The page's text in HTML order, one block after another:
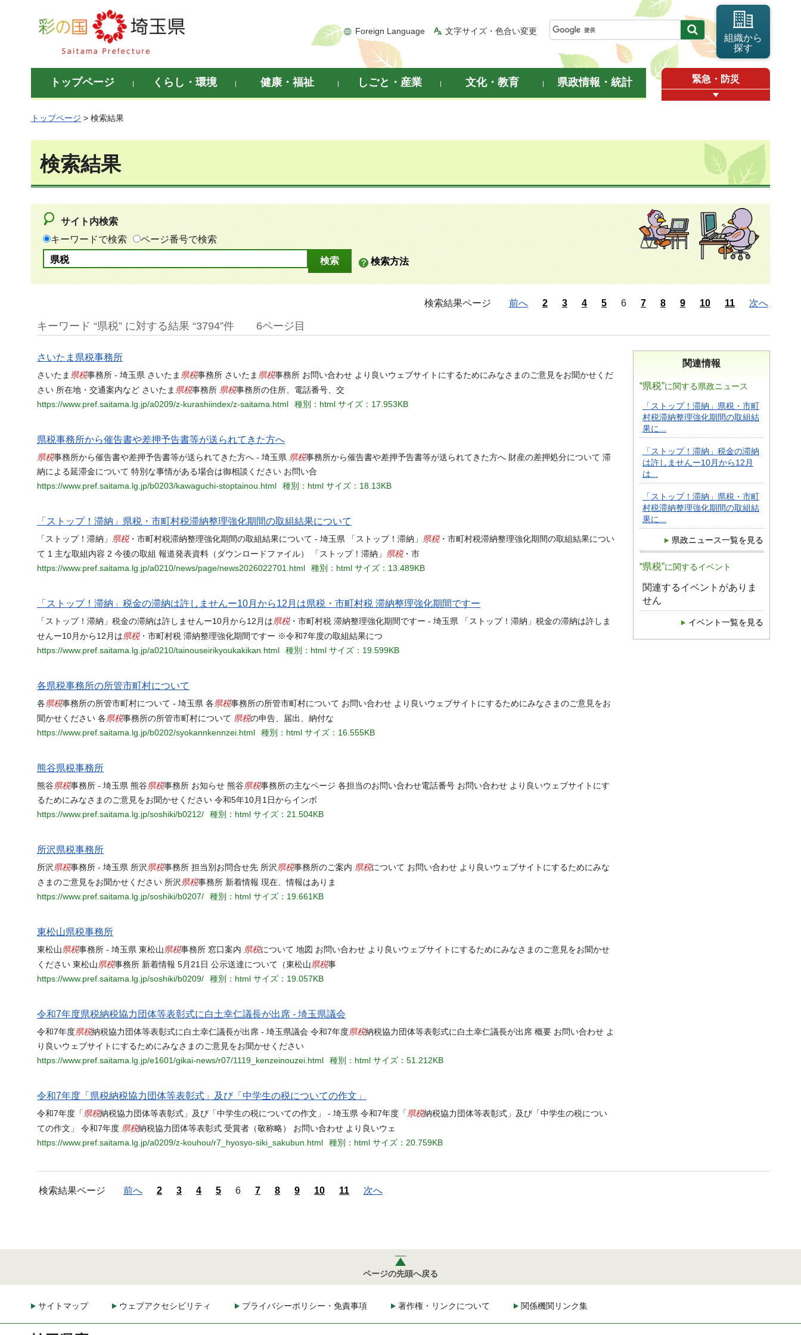
彩の国 埼玉県
Foreign Language 文字サイズ・色合い変更
組織から
探す
トップページ くらし・環境 健康・福祉 しごと・産業 文化・教育 県政情報・統計 緊急・防災
トップページ > 検索結果
検索結果
サイト内検索
キーワードで検索
ページ番号で検索
検索方法
検索結果ページ 前へ 2 3 4 5 6 7 8 9 10 11 次へ
キーワード “県税” に対する結果 “3794”件 6ページ目
関連情報
“県税”に関する県政ニュース
「ストップ！滞納」県税・市町
村税滞納整理強化期間の取組結
果に...
「ストップ！滞納」税金の滞納
は許しませんー10月から12月
は...
「ストップ！滞納」県税・市町
村税滞納整理強化期間の取組結
果に...
県政ニュース一覧を見る
“県税”に関するイベント
関連するイベントがありま
せん
イベント一覧を見る
さいたま県税事務所
さいたま 県税事務所 - 埼玉県 さいたま 県税事務所 さいたま 県税事務所 お問い合わせ より良いウェブサイトにするためにみなさまのご意見をお聞かせくだ
さい 所在地・交通案内など さいたま 県税事務所 県税事務所の住所、電話番号、交
https://www.pref.saitama.lg.jp/a0209/z-kurashiindex/z-saitama.html
種別：html サイズ：17.953KB
県税事務所から催告書や差押予告書等が送られてきた方へ
県税事務所から催告書や差押予告書等が送られてきた方へ - 埼玉県 県税事務所から催告書や差押予告書等が送られてきた方へ 財産の差押処分について 滞
納による延滞金について 特別な事情がある場合は御相談ください お問い合
https://www.pref.saitama.lg.jp/b0203/kawaguchi-stoptainou.html
種別：html サイズ：18.13KB
「ストップ！滞納」県税・市町村税滞納整理強化期間の取組結果について
「ストップ！滞納」 県税・市町村税滞納整理強化期間の取組結果について - 埼玉県 「ストップ！滞納」 県税・市町村税滞納整理強化期間の取組結果につい
て 1 主な取組内容 2 今後の取組 報道発表資料（ダウンロードファイル） 「ストップ！滞納」
県税・市
https://www.pref.saitama.lg.jp/a0210/news/page/news2026022701.html
種別：html サイズ：13.489KB
「ストップ！滞納」税金の滞納は許しませんー10月から12月は県税・市町村税 滞納整理強化期間ですー
「ストップ！滞納」税金の滞納は許しませんー10月から12月は 県税・市町村税 滞納整理強化期間ですー - 埼玉県 「ストップ！滞納」税金の滞納は許しま
せんー10月から12月は 県税・市町村税 滞納整理強化期間ですー ※令和7年度の取組結果につ
https://www.pref.saitama.lg.jp/a0210/tainouseirikyoukakikan.html
種別：html サイズ：19.599KB
各県税事務所の所管市町村について
各 県税事務所の所管市町村について - 埼玉県 各 県税事務所の所管市町村について お問い合わせ より良いウェブサイトにするためにみなさまのご意見をお
聞かせください 各 県税事務所の所管市町村について 県税の申告、届出、納付な
https://www.pref.saitama.lg.jp/b0202/syokannkennzei.html
種別：html サイズ：16.555KB
熊谷県税事務所
熊谷県税事務所 - 埼玉県 熊谷県税事務所 お知らせ 熊谷県税事務所の主なページ 各担当のお問い合わせ電話番号 お問い合わせ より良いウェブサイトにす
るためにみなさまのご意見をお聞かせください 令和5年10月1日からインボ
https://www.pref.saitama.lg.jp/soshiki/b0212/
種別：html サイズ：21.504KB
所沢県税事務所
所沢 県税事務所 - 埼玉県 所沢 県税事務所 担当別お問合せ先 所沢 県税事務所のご案内 県税について お問い合わせ より良いウェブサイトにするためにみな
さまのご意見をお聞かせください 所沢 県税事務所 新着情報 現在、情報はありま
https://www.pref.saitama.lg.jp/soshiki/b0207/
種別：html サイズ：19.661KB
東松山県税事務所
東松山 県税事務所 - 埼玉県 東松山 県税事務所 窓口案内 県税について 地図 お問い合わせ より良いウェブサイトにするためにみなさまのご意見をお聞かせ
ください 東松山 県税事務所 新着情報 5月21日 公示送達について（東松山 県税事
https://www.pref.saitama.lg.jp/soshiki/b0209/
種別：html サイズ：19.057KB
令和7年度県税納税協力団体等表彰式に白土幸仁議長が出席 - 埼玉県議会
令和7年度県税納税協力団体等表彰式に白土幸仁議長が出席 - 埼玉県議会 令和7年度県税納税協力団体等表彰式に白土幸仁議長が出席 概要 お問い合わせ よ
り良いウェブサイトにするためにみなさまのご意見をお聞かせください
https://www.pref.saitama.lg.jp/e1601/gikai-news/r07/1119_kenzeinouzei.html
種別：html サイズ：51.212KB
令和7年度「県税納税協力団体等表彰式」及び「中学生の税についての作文」
令和7年度「 県税納税協力団体等表彰式」及び「中学生の税についての作文」 - 埼玉県 令和7年度「 県税納税協力団体等表彰式」及び「中学生の税につい
ての作文」 令和7年度 県税納税協力団体等表彰式 受賞者（敬称略） お問い合わせ より良いウェ
https://www.pref.saitama.lg.jp/a0209/z-kouhou/r7_hyosyo-siki_sakubun.html
種別：html サイズ：20.759KB
検索結果ページ 前へ 2 3 4 5 6 7 8 9 10 11 次へ
ページの先頭へ戻る
サイトマップ ウェブアクセシビリティ プライバシーポリシー・免責事項 著作権・リンクについて 関係機関リンク集